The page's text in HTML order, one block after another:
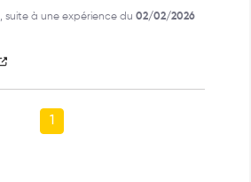
, suite à une expérience du 02/02/2026
1